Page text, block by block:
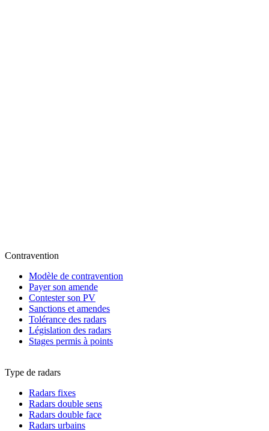
Contravention
Modèle de contravention
Payer son amende
Contester son PV
Sanctions et amendes
Tolérance des radars
Législation des radars
Stages permis à points
Type de radars
Radars fixes
Radars double sens
Radars double face
Radars urbains